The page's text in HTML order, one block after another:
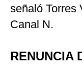
señaló Torres
Canal N.
RENUNCIA